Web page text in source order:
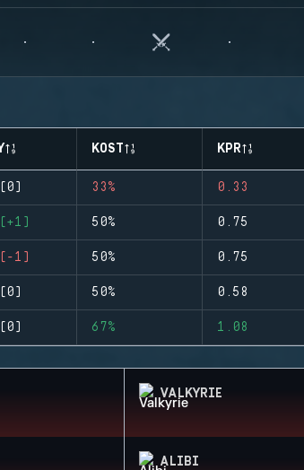
KOST KPR
33% 0.33
50% 0.75
1) 50% 0.75
50% 0.58
67% 1.08
VALKYRIE
ALIBI